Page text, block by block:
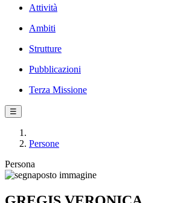
Attività
Ambiti
Strutture
Pubblicazioni
Terza Missione
☰
Persone
Persona